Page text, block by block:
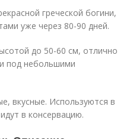
греческой богини,
уже через 80-90 дней.
до 50-60 см, отлично
под небольшими
вкусные. Используются в
в консервацию.